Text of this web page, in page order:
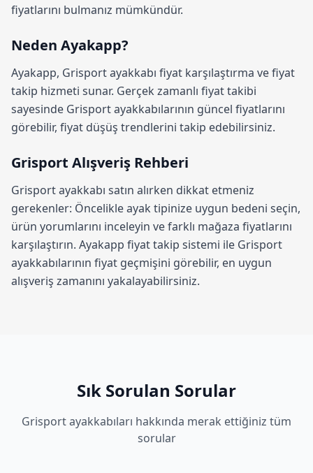
fiyatlarını bulmanız mümkündür.
Neden Ayakapp?
Ayakapp, Grisport ayakkabı fiyat karşılaştırma ve fiyat
takip hizmeti sunar. Gerçek zamanlı fiyat takibi
sayesinde Grisport ayakkabılarının güncel fiyatlarını
görebilir, fiyat düşüş trendlerini takip edebilirsiniz.
Grisport Alışveriş Rehberi
Grisport ayakkabı satın alırken dikkat etmeniz
gerekenler: Öncelikle ayak tipinize uygun bedeni seçin,
ürün yorumlarını inceleyin ve farklı mağaza fiyatlarını
karşılaştırın. Ayakapp fiyat takip sistemi ile Grisport
ayakkabılarının fiyat geçmişini görebilir, en uygun
alışveriş zamanını yakalayabilirsiniz.
Sık Sorulan Sorular
Grisport ayakkabıları hakkında merak ettiğiniz tüm
sorular